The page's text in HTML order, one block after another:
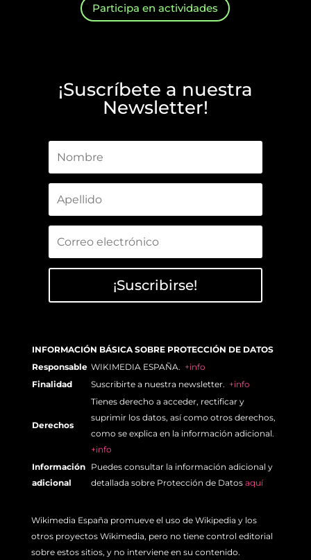
Participa en actividades
¡Suscríbete a nuestra
Newsletter!
¡Suscribirse!
INFORMACIÓN BÁSICA SOBRE PROTECCIÓN DE DATOS
Responsable WIKIMEDIA ESPAÑA. +info
Finalidad
Suscribirte a nuestra newsletter. +info
Derechos
Tienes derecho a acceder, rectificar y
suprimir los datos, así como otros derechos,
como se explica en la información adicional.
+info
Información
adicional
Puedes consultar la información adicional y
detallada sobre Protección de Datos aquí
Wikimedia España promueve el uso de Wikipedia y los
otros proyectos Wikimedia, pero no tiene control editorial
sobre estos sitios, y no interviene en su contenido.